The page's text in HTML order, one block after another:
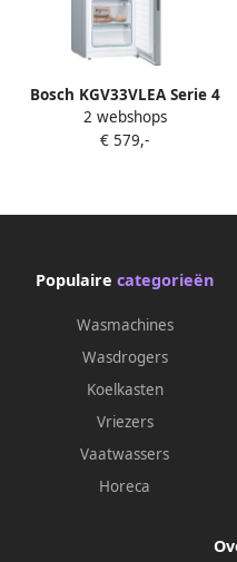
Bosch KGV33VLEA Serie 4
Koelkast Koel-
vriescombinatie 176 cm
VitaFresh lade Stil Led
2 webshops
€ 579,-
Populaire categorieën
Wasmachines
Wasdrogers
Koelkasten
Vriezers
Vaatwassers
Horeca